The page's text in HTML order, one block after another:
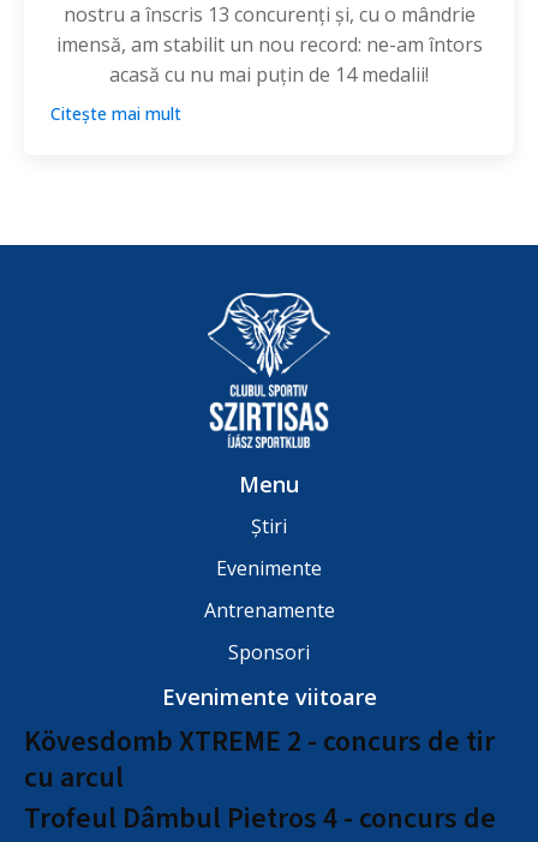
nostru a înscris 13 concurenți și, cu o mândrie
imensă, am stabilit un nou record: ne-am întors
acasă cu nu mai puțin de 14 medalii!
Citește mai mult
Menu
Știri
Evenimente
Antrenamente
Sponsori
Evenimente viitoare
Kövesdomb XTREME 2 - concurs de tir
cu arcul
Trofeul Dâmbul Pietros 4 - concurs de